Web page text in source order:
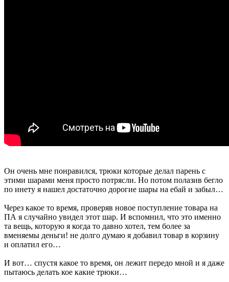
Он очень мне понравился, трюки которые делал парень с
этими шарами меня просто потрясли. Но потом полазив бегло
по инету я нашел достаточно дорогие шары на ебай и забыл…
Через какое то время, проверяв новое поступление товара на
ПА я случайно увидел этот шар. И вспомнил, что это именно
та вещь, которую я когда то давно хотел, тем более за
вменяемы деньги! не долго думаю я добавил товар в корзину
и оплатил его…
И вот… спустя какое то время, он лежит передо мной и я даже
пытаюсь делать кое какие трюки…